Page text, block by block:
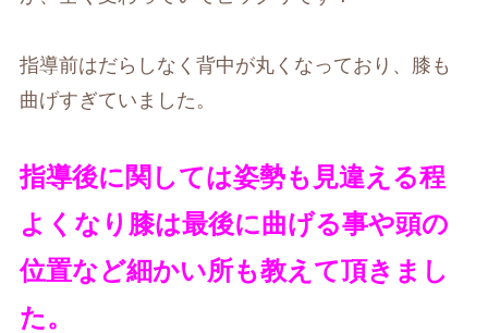
指導前はだらしなく背中が丸くなっており、膝も
曲げすぎていました。
指導後に関しては姿勢も見違える程
よくなり膝は最後に曲げる事や頭の
位置など細かい所も教えて頂きまし
た。